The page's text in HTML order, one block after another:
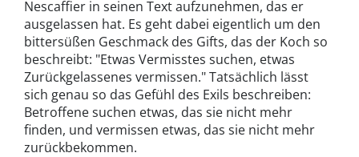
Nescaffier in seinen Text aufzunehmen, das er
ausgelassen hat. Es geht dabei eigentlich um den
bittersüßen Geschmack des Gifts, das der Koch so
beschreibt: "Etwas Vermisstes suchen, etwas
Zurückgelassenes vermissen." Tatsächlich lässt
sich genau so das Gefühl des Exils beschreiben:
Betroffene suchen etwas, das sie nicht mehr
finden, und vermissen etwas, das sie nicht mehr
zurückbekommen.